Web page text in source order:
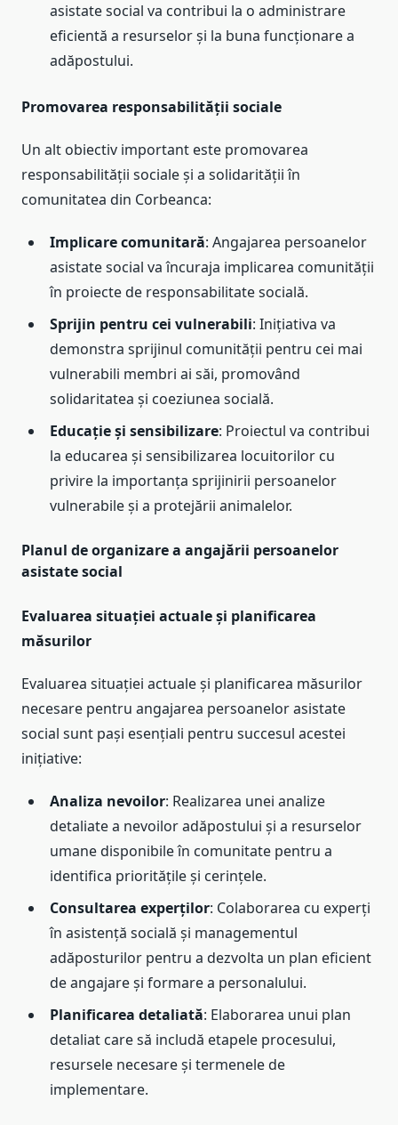
asistate social va contribui la o administrare
eficientă a resurselor și la buna funcționare a
adăpostului.
Promovarea responsabilității sociale
Un alt obiectiv important este promovarea
responsabilității sociale și a solidarității în
comunitatea din Corbeanca:
Implicare comunitară: Angajarea persoanelor
asistate social va încuraja implicarea comunității
în proiecte de responsabilitate socială.
Sprijin pentru cei vulnerabili: Inițiativa va
demonstra sprijinul comunității pentru cei mai
vulnerabili membri ai săi, promovând
solidaritatea și coeziunea socială.
Educație și sensibilizare: Proiectul va contribui
la educarea și sensibilizarea locuitorilor cu
privire la importanța sprijinirii persoanelor
vulnerabile și a protejării animalelor.
Planul de organizare a angajării persoanelor
asistate social
Evaluarea situației actuale și planificarea
măsurilor
Evaluarea situației actuale și planificarea măsurilor
necesare pentru angajarea persoanelor asistate
social sunt pași esențiali pentru succesul acestei
inițiative:
Analiza nevoilor: Realizarea unei analize
detaliate a nevoilor adăpostului și a resurselor
umane disponibile în comunitate pentru a
identifica prioritățile și cerințele.
Consultarea experților: Colaborarea cu experți
în asistență socială și managementul
adăposturilor pentru a dezvolta un plan eficient
de angajare și formare a personalului.
Planificarea detaliată: Elaborarea unui plan
detaliat care să includă etapele procesului,
resursele necesare și termenele de
implementare.